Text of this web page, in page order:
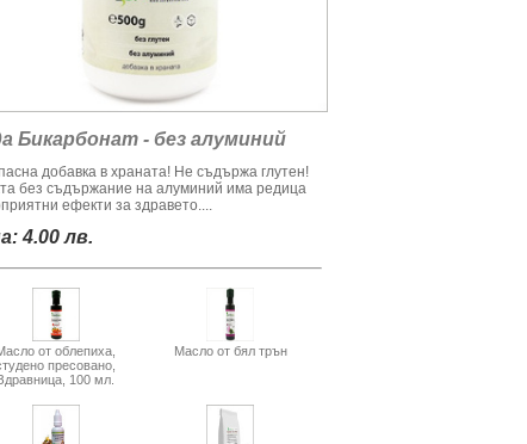
Бикарбонат - без алуминий
добавка в храната! Не съдържа глутен!
без съдържание на алуминий има редица
ефекти за здравето....
4.00 лв.
от облепиха,
пресовано,
100 мл.
Масло от бял трън